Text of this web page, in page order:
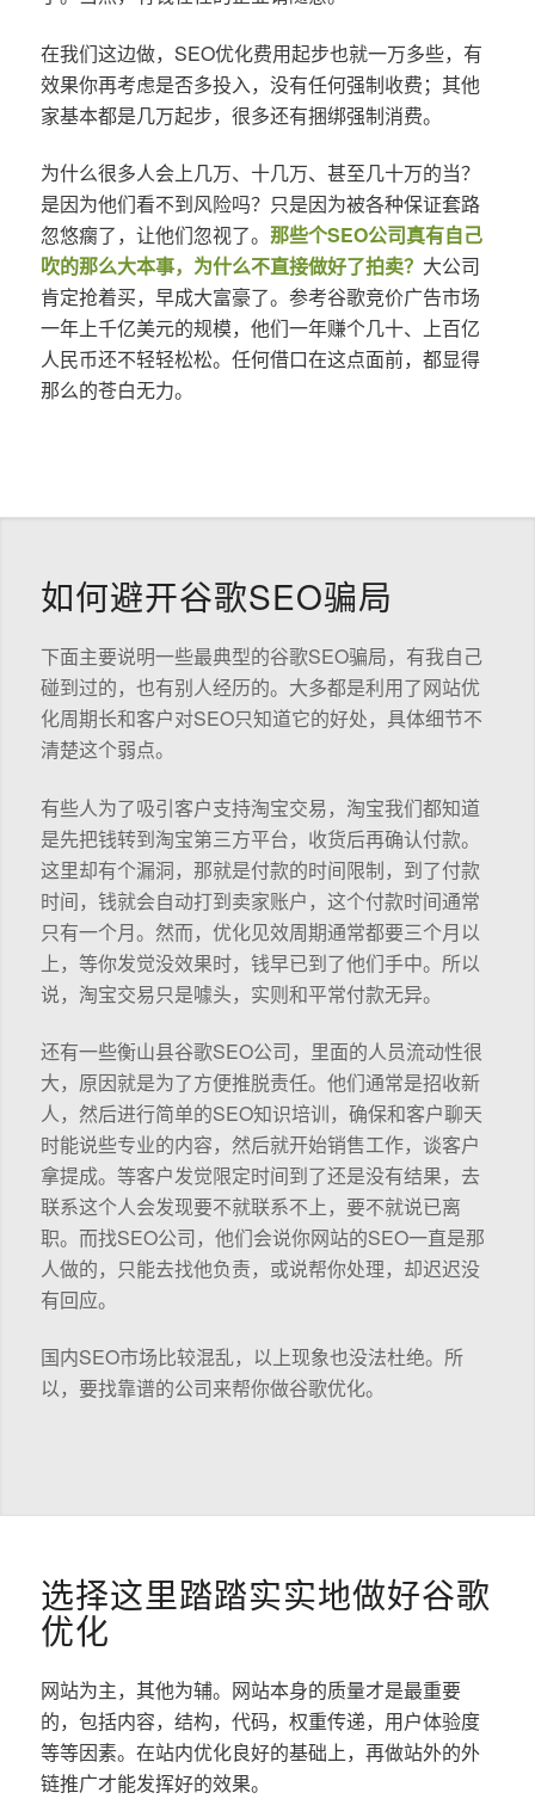
在我们这边做，SEO优化费用起步也就一万多些，有
效果你再考虑是否多投入，没有任何强制收费；其他
家基本都是几万起步，很多还有捆绑强制消费。
为什么很多人会上几万、十几万、甚至几十万的当？
是因为他们看不到风险吗？只是因为被各种保证套路
忽悠瘸了，让他们忽视了。 那些个SEO公司真有自己
吹的那么大本事，为什么不直接做好了拍卖？ 大公司
肯定抢着买，早成大富豪了。参考谷歌竞价广告市场
一年上千亿美元的规模，他们一年赚个几十、上百亿
人民币还不轻轻松松。任何借口在这点面前，都显得
那么的苍白无力。
如何避开谷歌SEO骗局
下面主要说明一些最典型的谷歌SEO骗局，有我自己
碰到过的，也有别人经历的。大多都是利用了网站优
化周期长和客户对SEO只知道它的好处，具体细节不
清楚这个弱点。
有些人为了吸引客户支持淘宝交易，淘宝我们都知道
是先把钱转到淘宝第三方平台，收货后再确认付款。
这里却有个漏洞，那就是付款的时间限制，到了付款
时间，钱就会自动打到卖家账户，这个付款时间通常
只有一个月。然而，优化见效周期通常都要三个月以
上，等你发觉没效果时，钱早已到了他们手中。所以
说，淘宝交易只是噱头，实则和平常付款无异。
还有一些衡山县谷歌SEO公司，里面的人员流动性很
大，原因就是为了方便推脱责任。他们通常是招收新
人，然后进行简单的SEO知识培训，确保和客户聊天
时能说些专业的内容，然后就开始销售工作，谈客户
拿提成。等客户发觉限定时间到了还是没有结果，去
联系这个人会发现要不就联系不上，要不就说已离
职。而找SEO公司，他们会说你网站的SEO一直是那
人做的，只能去找他负责，或说帮你处理，却迟迟没
有回应。
国内SEO市场比较混乱，以上现象也没法杜绝。所
以，要找靠谱的公司来帮你做谷歌优化。
选择这里踏踏实实地做好谷歌
优化
网站为主，其他为辅。网站本身的质量才是最重要
的，包括内容，结构，代码，权重传递，用户体验度
等等因素。在站内优化良好的基础上，再做站外的外
链推广才能发挥好的效果。